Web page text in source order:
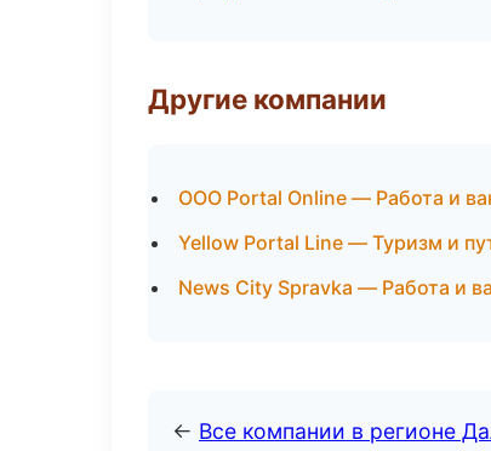
Другие компании
ООО Portal Online — Работа и
Yellow Portal Line — Туризм и
News City Spravka — Работа и
← Все компании в регионе